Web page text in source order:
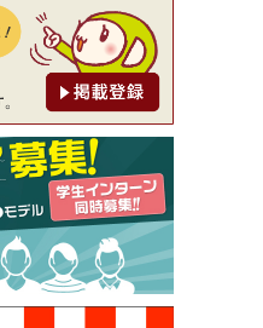
引 特価 鼻毛脱毛 半額 2,2
門ワックス脱毛サロン Mi
つ毛カール 3,850円→ 2,7
ミエール））
餃子酒場たっちゃん 西